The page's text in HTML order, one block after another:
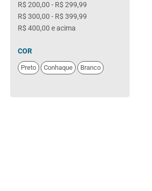
R$ 200,00 - R$ 299,99
R$ 300,00 - R$ 399,99
R$ 400,00 e acima
COR
Preto Conhaque Branco